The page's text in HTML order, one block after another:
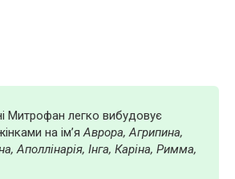
Митрофан легко вибудовує
на ім’яАврора, Агрипина,
Аполлінарія, Інга, Каріна, Римма,